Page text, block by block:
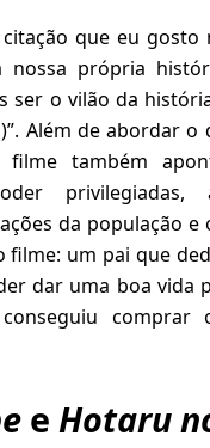
que eu gosto
própria
ser o vilão da
Além de abordar o
filme também
privilegiadas,
da população e
filme: um pai que
dar uma boa vida
comprar
e Hotaru